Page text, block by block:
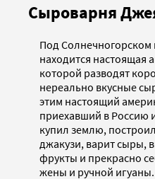
Сыроварня
Под
находится настоящая
которой разводят
нереально вкусные
этим настоящий
приехавший в Россию
купил землю,
джакузи, варит сыры,
фрукты и прекрасно
жены и ручной